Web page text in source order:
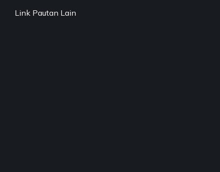
Link Pautan Lain